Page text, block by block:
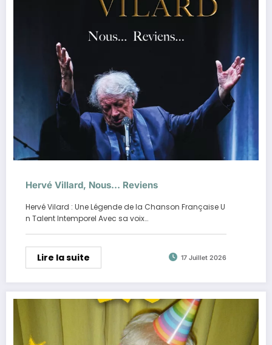
Hervé Villard, Nous… Reviens
Hervé Vilard : Une Légende de la Chanson Française U
n Talent Intemporel Avec sa voix…
Lire la suite 17 Juillet 2026